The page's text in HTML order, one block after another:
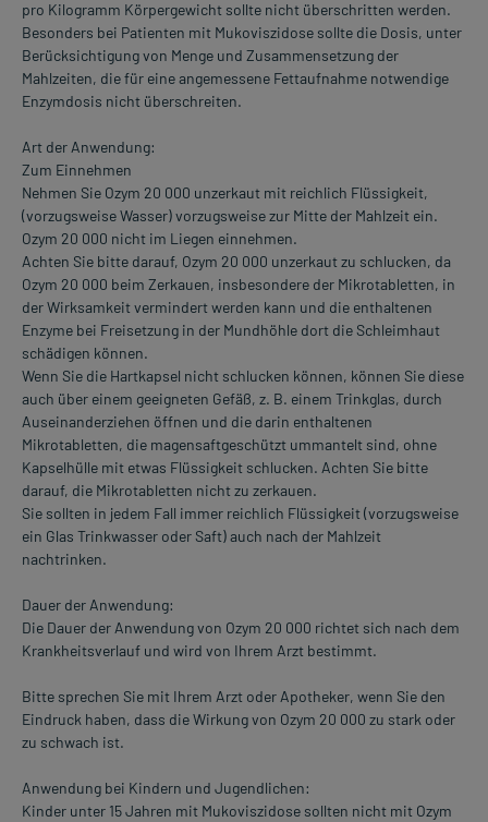
pro Kilogramm Körpergewicht sollte nicht überschritten werden.
Besonders bei Patienten mit Mukoviszidose sollte die Dosis, unter
Berücksichtigung von Menge und Zusammensetzung der
Mahlzeiten, die für eine angemessene Fettaufnahme notwendige
Enzymdosis nicht überschreiten.
Art der Anwendung:
Zum Einnehmen
Nehmen Sie Ozym 20 000 unzerkaut mit reichlich Flüssigkeit,
(vorzugsweise Wasser) vorzugsweise zur Mitte der Mahlzeit ein.
Ozym 20 000 nicht im Liegen einnehmen.
Achten Sie bitte darauf, Ozym 20 000 unzerkaut zu schlucken, da
Ozym 20 000 beim Zerkauen, insbesondere der Mikrotabletten, in
der Wirksamkeit vermindert werden kann und die enthaltenen
Enzyme bei Freisetzung in der Mundhöhle dort die Schleimhaut
schädigen können.
Wenn Sie die Hartkapsel nicht schlucken können, können Sie diese
auch über einem geeigneten Gefäß, z. B. einem Trinkglas, durch
Auseinanderziehen öffnen und die darin enthaltenen
Mikrotabletten, die magensaftgeschützt ummantelt sind, ohne
Kapselhülle mit etwas Flüssigkeit schlucken. Achten Sie bitte
darauf, die Mikrotabletten nicht zu zerkauen.
Sie sollten in jedem Fall immer reichlich Flüssigkeit (vorzugsweise
ein Glas Trinkwasser oder Saft) auch nach der Mahlzeit
nachtrinken.
Dauer der Anwendung:
Die Dauer der Anwendung von Ozym 20 000 richtet sich nach dem
Krankheitsverlauf und wird von Ihrem Arzt bestimmt.
Bitte sprechen Sie mit Ihrem Arzt oder Apotheker, wenn Sie den
Eindruck haben, dass die Wirkung von Ozym 20 000 zu stark oder
zu schwach ist.
Anwendung bei Kindern und Jugendlichen:
Kinder unter 15 Jahren mit Mukoviszidose sollten nicht mit Ozym